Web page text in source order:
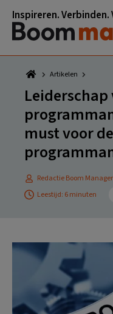
naar
hoofdnavigatie
naar
hoofd
inhoud
naar
eerste
sidebar
naar
voettekst
Inspireren. Verbinden.
Artikelen
Leiderschap
must voor de
Redactie Boom
Leestijd: 6 minuten